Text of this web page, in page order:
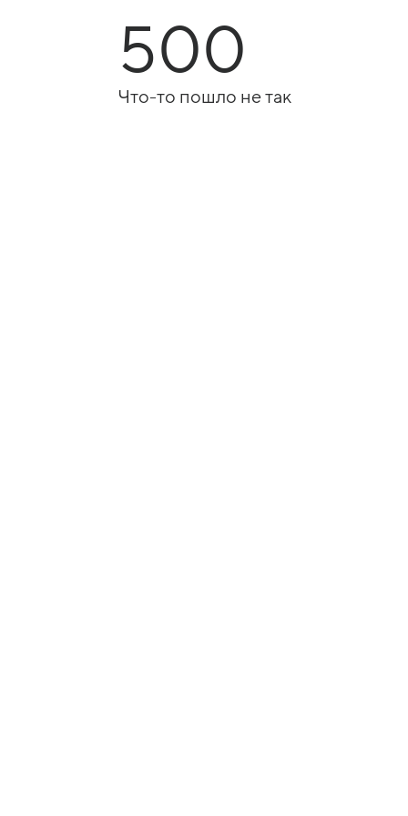
500
Что-то пошло не так